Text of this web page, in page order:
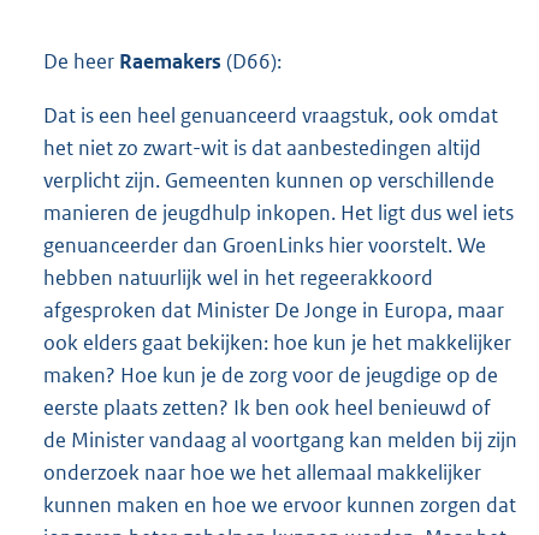
De heer Raemakers (D66):
Dat is een heel genuanceerd vraagstuk, ook omdat
het niet zo zwart-wit is dat aanbestedingen altijd
verplicht zijn. Gemeenten kunnen op verschillende
manieren de jeugdhulp inkopen. Het ligt dus wel iets
genuanceerder dan GroenLinks hier voorstelt. We
hebben natuurlijk wel in het regeerakkoord
afgesproken dat Minister De Jonge in Europa, maar
ook elders gaat bekijken: hoe kun je het makkelijker
maken? Hoe kun je de zorg voor de jeugdige op de
eerste plaats zetten? Ik ben ook heel benieuwd of
de Minister vandaag al voortgang kan melden bij zijn
onderzoek naar hoe we het allemaal makkelijker
kunnen maken en hoe we ervoor kunnen zorgen dat